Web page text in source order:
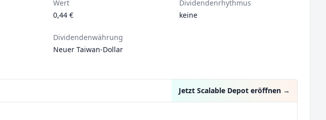
Wert
0,44 €
Dividendenrhythmus
keine
Dividendenwährung
Neuer Taiwan-Dollar
Jetzt Scalable Depot eröffnen →